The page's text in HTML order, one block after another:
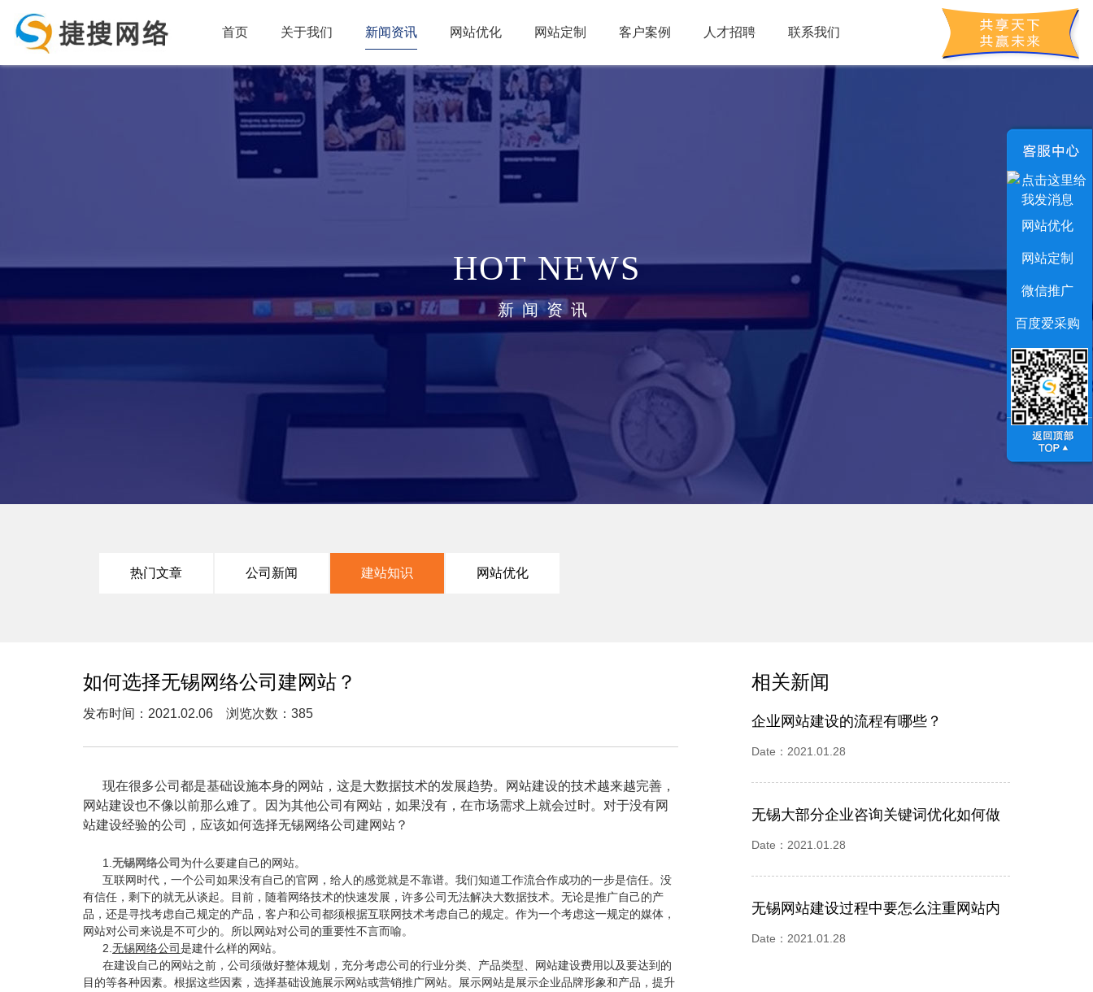
首页 关于我们 新闻资讯 网站优化 网站定制 客户案例 人才招聘 联系我们
HOT NEWS
新闻资讯
热门文章 公司新闻 建站知识 网站优化
如何选择无锡网络公司建网站？
发布时间：2021.02.06 浏览次数：385
现在很多公司都是基础设施本身的网站，这是大数据技术的发展趋势。网站建设的技术越来越完善，
网站建设也不像以前那么难了。因为其他公司有网站，如果没有，在市场需求上就会过时。对于没有网
站建设经验的公司，应该如何选择无锡网络公司建网站？
1. 无锡网络公司 为什么要建自己的网站。
互联网时代，一个公司如果没有自己的官网，给人的感觉就是不靠谱。我们知道工作流合作成功的一步是信任。没
有信任，剩下的就无从谈起。目前，随着网络技术的快速发展，许多公司无法解决大数据技术。无论是推广自己的产
品，还是寻找考虑自己规定的产品，客户和公司都须根据互联网技术考虑自己的规定。作为一个考虑这一规定的媒体，
网站对公司来说是不可少的。所以网站对公司的重要性不言而喻。
2. 无锡网络公司是建什么样的网站。
在建设自己的网站之前，公司须做好整体规划，充分考虑公司的行业分类、产品类型、网站建设费用以及要达到的
目的等各种因素。根据这些因素，选择基础设施展示网站或营销推广网站。展示网站是展示企业品牌形象和产品，提升
相关新闻
企业网站建设的流程有哪些？
Date：2021.01.28
无锡大部分企业咨询关键词优化如何做
更有优势？
Date：2021.01.28
无锡网站建设过程中要怎么注重网站内
容的建设
Date：2021.01.28
网站优化
网站定制
微信推广
百度爱采购